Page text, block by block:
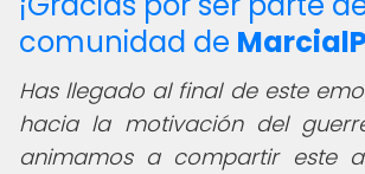
comunidad de
Has llegado al final de este
hacia la motivación del
animamos a compartir este